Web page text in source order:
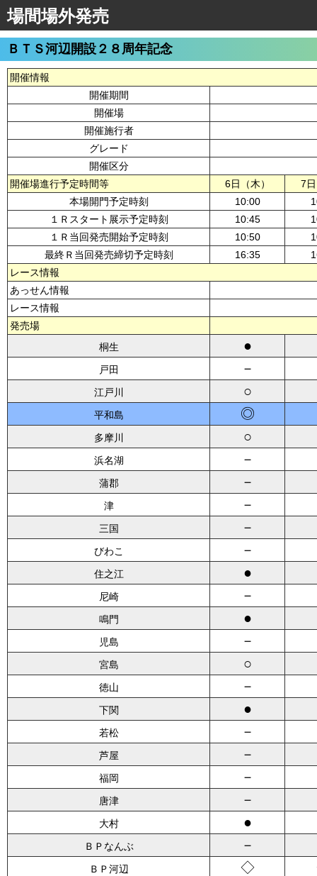
場間場外発売
ＢＴＳ河辺開設２８周年記念
開催情報
開催期間
開催場
開催施行者
グレード
開催区分
開催場進行予定時間等
6日（木）
7
本場開門予定時刻
10:00
１Ｒスタート展示予定時刻
10:45
１Ｒ当回発売開始予定時刻
10:50
最終Ｒ当回発売締切予定時刻
16:35
レース情報
あっせん情報
レース情報
発売場
桐生
●
戸田 －
江戸川 ○
平和島 ◎
多摩川 ○
浜名湖 －
蒲郡 －
津 －
三国 －
びわこ －
住之江 ●
尼崎 －
鳴門 ●
児島 －
宮島 ○
徳山 －
下関 ●
若松 －
芦屋 －
福岡 －
唐津 －
大村 ●
ＢＰなんぶ －
ＢＰ河辺 ◇